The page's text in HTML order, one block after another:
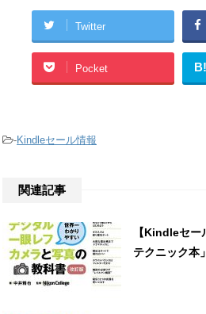
Twitter
Pocket B!
-Kindleセール情報
関連記事
【Kindleセ
テクニック本